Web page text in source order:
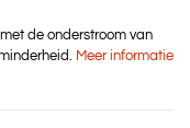
de onderstroom van
Meer informatie